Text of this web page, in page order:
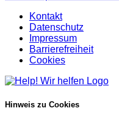
Kontakt
Datenschutz
Impressum
Barrierefreiheit
Cookies
Hinweis zu Cookies